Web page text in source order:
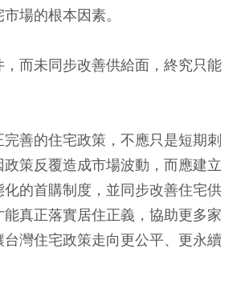
場的根本因素。
而未同步改善供給面，終究只能
善的住宅政策，不應只是短期刺
策反覆造成市場波動，而應建立
的首購制度，並同步改善住宅供
真正落實居住正義，協助更多家
灣住宅政策走向更公平、更永續